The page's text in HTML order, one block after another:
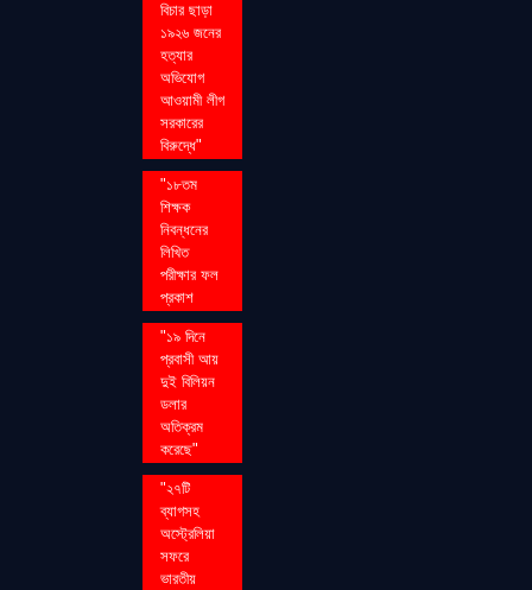
বিচার ছাড়া
১৯২৬ জনের
হত্যার
অভিযোগ
আওয়ামী লীগ
সরকারের
বিরুদ্ধে"
"১৮তম
শিক্ষক
নিবন্ধনের
লিখিত
পরীক্ষার ফল
প্রকাশ
"১৯ দিনে
প্রবাসী আয়
দুই বিলিয়ন
ডলার
অতিক্রম
করেছে"
"২৭টি
ব্যাগসহ
অস্ট্রেলিয়া
সফরে
ভারতীয়